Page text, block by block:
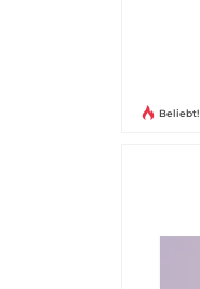
Beliebt!